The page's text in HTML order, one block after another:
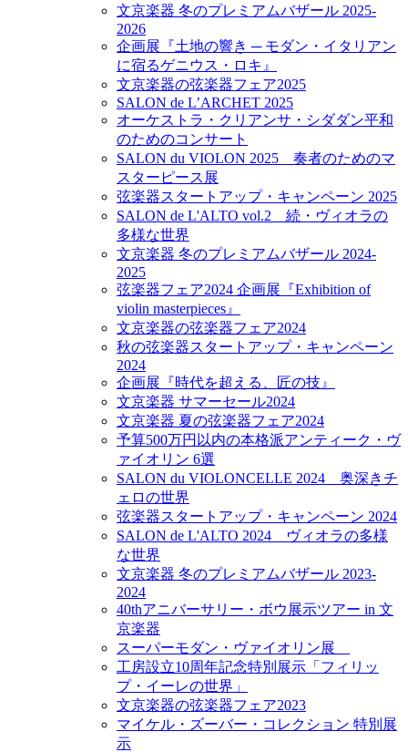
文京楽器 冬のプレミアムバザール 2025-
2026
企画展『土地の響き ─ モダン・イタリアン
に宿るゲニウス・ロキ』
文京楽器の弦楽器フェア2025
SALON de L’ARCHET 2025
オーケストラ・クリアンサ・シダダン平和
のためのコンサート
SALON du VIOLON 2025 奏者のためのマ
スターピース展
弦楽器スタートアップ・キャンペーン 2025
SALON de L'ALTO vol.2 続・ヴィオラの
多様な世界
文京楽器 冬のプレミアムバザール 2024-
2025
弦楽器フェア2024 企画展『Exhibition of
violin masterpieces』
文京楽器の弦楽器フェア2024
秋の弦楽器スタートアップ・キャンペーン
2024
企画展『時代を超える、匠の技』
文京楽器 サマーセール2024
文京楽器 夏の弦楽器フェア2024
予算500万円以内の本格派アンティーク・ヴ
ァイオリン 6選
SALON du VIOLONCELLE 2024 奥深きチ
ェロの世界
弦楽器スタートアップ・キャンペーン 2024
SALON de L'ALTO 2024 ヴィオラの多様
な世界
文京楽器 冬のプレミアムバザール 2023-
2024
40thアニバーサリー・ボウ展示ツアー in 文
京楽器
スーパーモダン・ヴァイオリン展
工房設立10周年記念特別展示「フィリッ
プ・イーレの世界」
文京楽器の弦楽器フェア2023
マイケル・ズーバー・コレクション 特別展
示